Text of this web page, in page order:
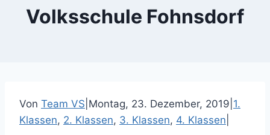
Volksschule Fohnsdorf
Von Team VS Montag, 23. Dezember, 2019 1.
Klassen, 2. Klassen, 3. Klassen, 4. Klassen